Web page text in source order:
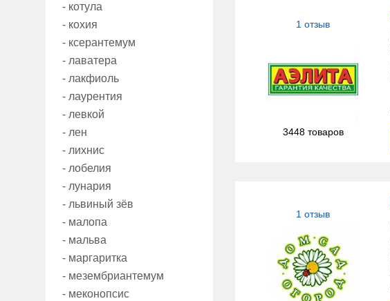
- котула
- кохия
- ксерантемум
- лаватера
- лакфиоль
- лаурентия
- левкой
- лен
- лихнис
- лобелия
- лунария
- львиный зёв
- малопа
- мальва
- маргаритка
- мезембриантемум
- меконопсис
1 отзыв
3448 товаров
1 отзыв